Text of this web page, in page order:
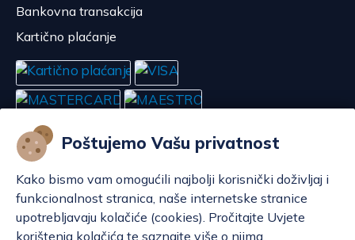
Poštujemo Vašu privatnost
Kako bismo vam omogućili najbolji korisnički doživljaj i
funkcionalnost stranica, naše internetske stranice
upotrebljavaju kolačiće (cookies). Pročitajte Uvjete
korištenja kolačića te saznajte više o njima.
Bankovna transakcija
Kartično plaćanje